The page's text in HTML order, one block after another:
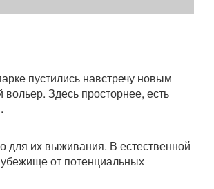
пустились навстречу новым
Здесь просторнее, есть
для их выживания. В естественной
от потенциальных